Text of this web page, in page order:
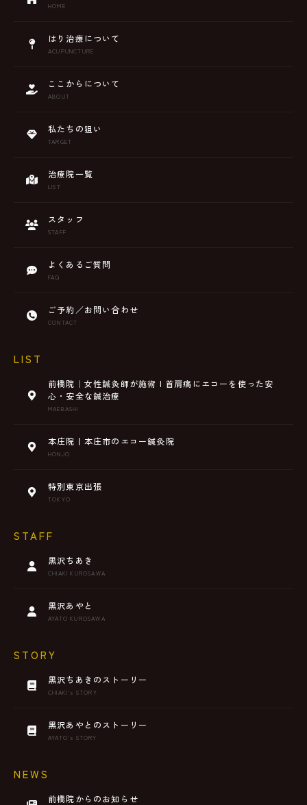
HOME
はり治療について
ACUPUNCTURE
ここからについて
ABOUT
私たちの狙い
TARGET
治療院一覧
LIST
スタッフ
STAFF
よくあるご質問
FAQ
ご予約／お問い合わせ
CONTACT
LIST
前橋院｜女性鍼灸師が施術 | 首肩痛にエコーを使った安
心・安全な鍼治療
MAEBASHI
本庄院丨本庄市のエコー鍼灸院
HONJO
特別東京出張
TOKYO
STAFF
黒沢ちあき
CHIAKI KUROSAWA
黒沢あやと
AYATO KUROSAWA
STORY
黒沢ちあきのストーリー
CHIAKI’s STORY
黒沢あやとのストーリー
AYATO’s STORY
NEWS
前橋院からのお知らせ